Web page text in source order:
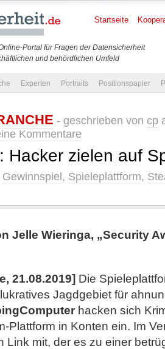
Portal für Fragen der Datensicherheit
und behördlichen Umfeld
Startseite
Experten Portraits Positionspapier
- geschrieben von cp
Kommentare
Hacker zielen auf
Gewinnspiel , Spieleplattform,
Jelle Wieringa, „Security
21.08.2019] Die
Jagdgebiet für
hacken sich
Plattform in Konten ein. Im
Link mit, der es zu einer